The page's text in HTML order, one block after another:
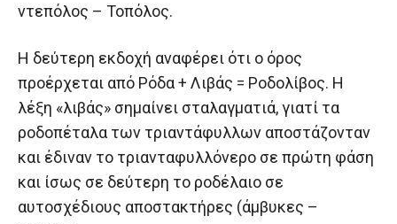
ντεπόλος – Τοπόλος.
Η δεύτερη εκδοχή αναφέρει ότι ο όρος
προέρχεται από Ρόδα + Λιβάς = Ροδολίβος. Η
λέξη «λιβάς» σημαίνει σταλαγματιά, γιατί τα
ροδοπέταλα των τριαντάφυλλων αποστάζονταν
και έδιναν το τριανταφυλλόνερο σε πρώτη φάση
και ίσως σε δεύτερη το ροδέλαιο σε
αυτοσχέδιους αποστακτήρες (άμβυκες –